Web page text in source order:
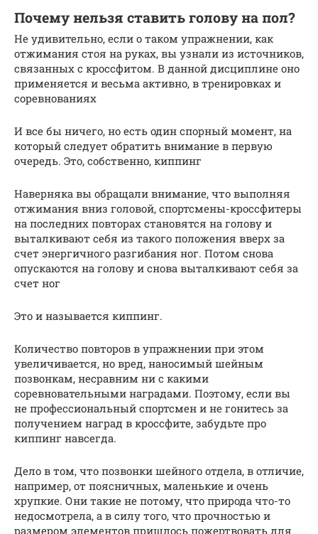
Почему нельзя ставить голову на пол?
Не удивительно, если о таком упражнении, как
отжимания стоя на руках, вы узнали из источников,
связанных с кроссфитом. В данной дисциплине оно
применяется и весьма активно, в тренировках и
соревнованиях
И все бы ничего, но есть один спорный момент, на
который следует обратить внимание в первую
очередь. Это, собственно, киппинг
Наверняка вы обращали внимание, что выполняя
отжимания вниз головой, спортсмены-кроссфитеры
на последних повторах становятся на голову и
выталкивают себя из такого положения вверх за
счет энергичного разгибания ног. Потом снова
опускаются на голову и снова выталкивают себя за
счет ног
Это и называется киппинг.
Количество повторов в упражнении при этом
увеличивается, но вред, наносимый шейным
позвонкам, несравним ни с какими
соревновательными наградами. Поэтому, если вы
не профессиональный спортсмен и не гонитесь за
получением наград в кроссфите, забудьте про
киппинг навсегда.
Дело в том, что позвонки шейного отдела, в отличие,
например, от поясничных, маленькие и очень
хрупкие. Они такие не потому, что природа что-то
недосмотрела, а в силу того, что прочностью и
размером элементов пришлось пожертвовать для